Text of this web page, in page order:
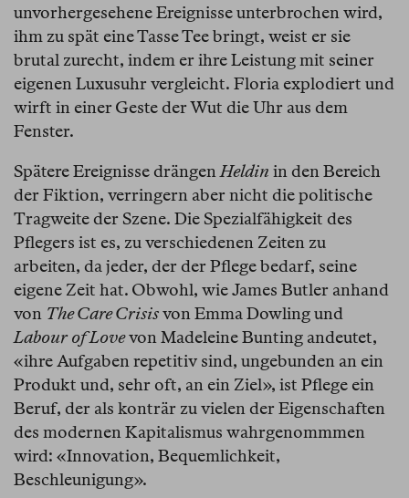
unvorhergesehene Ereignisse unterbrochen wird,
ihm zu spät eine Tasse Tee bringt, weist er sie
brutal zurecht, indem er ihre Leistung mit seiner
eigenen Luxusuhr vergleicht. Floria explodiert und
wirft in einer Geste der Wut die Uhr aus dem
Fenster.
Spätere Ereignisse drängenHeldin in den Bereich
der Fiktion, verringern aber nicht die politische
Tragweite der Szene. Die Spezialfähigkeit des
Pflegers ist es, zu verschiedenen Zeiten zu
arbeiten, da jeder, der der Pflege bedarf, seine
eigene Zeit hat. Obwohl, wie James Butler anhand
von The Care Crisisvon Emma Dowling und
Labour of Lovevon Madeleine Bunting andeutet,
«ihre Aufgaben repetitiv sind, ungebunden an ein
Produkt und, sehr oft, an ein Ziel», ist Pflege ein
Beruf, der als konträr zu vielen der Eigenschaften
des modernen Kapitalismus wahrgenommmen
wird: «Innovation, Bequemlichkeit,
Beschleunigung».